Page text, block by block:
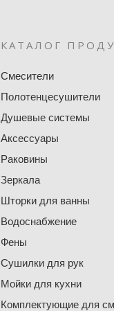
КАТАЛОГ
Смесители
Полотенцесушители
Душевые системы
Аксессуары
Раковины
Зеркала
Шторки для ванны
Водоснабжение
Фены
Сушилки для рук
Мойки для кухни
Комплектующие для